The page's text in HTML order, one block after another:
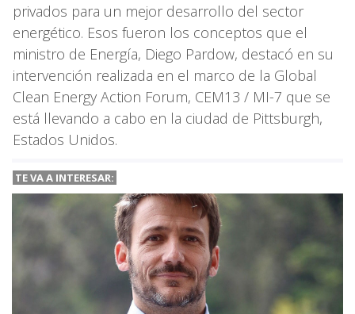
privados para un mejor desarrollo del sector
energético. Esos fueron los conceptos que el
ministro de Energía, Diego Pardow, destacó en su
intervención realizada en el marco de la Global
Clean Energy Action Forum, CEM13 / MI-7 que se
está llevando a cabo en la ciudad de Pittsburgh,
Estados Unidos.
TE VA A INTERESAR: